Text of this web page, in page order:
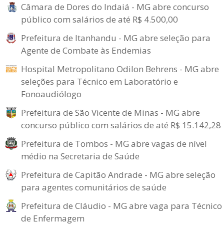
Câmara de Dores do Indaiá - MG abre concurso
público com salários de até R$ 4.500,00
Prefeitura de Itanhandu - MG abre seleção para
Agente de Combate às Endemias
Hospital Metropolitano Odilon Behrens - MG abre
seleções para Técnico em Laboratório e
Fonoaudiólogo
Prefeitura de São Vicente de Minas - MG abre
concurso público com salários de até R$ 15.142,28
Prefeitura de Tombos - MG abre vagas de nível
médio na Secretaria de Saúde
Prefeitura de Capitão Andrade - MG abre seleção
para agentes comunitários de saúde
Prefeitura de Cláudio - MG abre vaga para Técnico
de Enfermagem